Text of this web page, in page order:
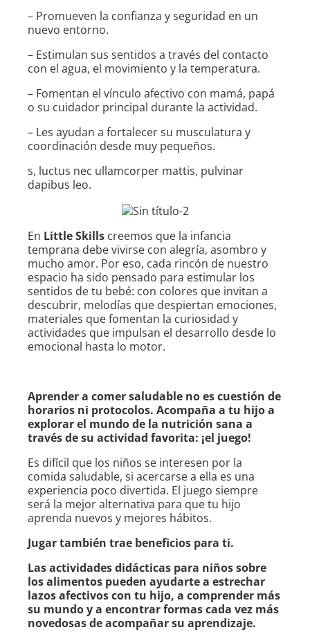
– Promueven la confianza y seguridad en un
nuevo entorno.
– Estimulan sus sentidos a través del contacto
con el agua, el movimiento y la temperatura.
– Fomentan el vínculo afectivo con mamá, papá
o su cuidador principal durante la actividad.
– Les ayudan a fortalecer su musculatura y
coordinación desde muy pequeños.
s, luctus nec ullamcorper mattis, pulvinar
dapibus leo.
En Little Skills creemos que la infancia
temprana debe vivirse con alegría, asombro y
mucho amor. Por eso, cada rincón de nuestro
espacio ha sido pensado para estimular los
sentidos de tu bebé: con colores que invitan a
descubrir, melodías que despiertan emociones,
materiales que fomentan la curiosidad y
actividades que impulsan el desarrollo desde lo
emocional hasta lo motor.
Aprender a comer saludable no es cuestión de
horarios ni protocolos. Acompaña a tu hijo a
explorar el mundo de la nutrición sana a
través de su actividad favorita: ¡el juego!
Es difícil que los niños se interesen por la
comida saludable, si acercarse a ella es una
experiencia poco divertida. El juego siempre
será la mejor alternativa para que tu hijo
aprenda nuevos y mejores hábitos.
Jugar también trae beneficios para ti.
Las actividades didácticas para niños sobre
los alimentos pueden ayudarte a estrechar
lazos afectivos con tu hijo, a comprender más
su mundo y a encontrar formas cada vez más
novedosas de acompañar su aprendizaje.